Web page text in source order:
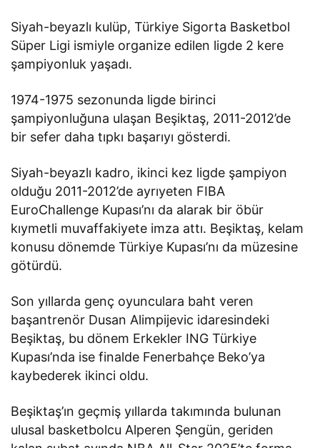
Siyah-beyazlı kulüp, Türkiye Sigorta Basketbol
Süper Ligi ismiyle organize edilen ligde 2 kere
şampiyonluk yaşadı.
1974-1975 sezonunda ligde birinci
şampiyonluğuna ulaşan Beşiktaş, 2011-2012’de
bir sefer daha tıpkı başarıyı gösterdi.
Siyah-beyazlı kadro, ikinci kez ligde şampiyon
olduğu 2011-2012’de ayrıyeten FIBA
EuroChallenge Kupası’nı da alarak bir öbür
kıymetli muvaffakiyete imza attı. Beşiktaş, kelam
konusu dönemde Türkiye Kupası’nı da müzesine
götürdü.
Son yıllarda genç oyunculara baht veren
başantrenör Dusan Alimpijevic idaresindeki
Beşiktaş, bu dönem Erkekler ING Türkiye
Kupası’nda ise finalde Fenerbahçe Beko’ya
kaybederek ikinci oldu.
Beşiktaş’ın geçmiş yıllarda takımında bulunan
ulusal basketbolcu Alperen Şengün, geriden